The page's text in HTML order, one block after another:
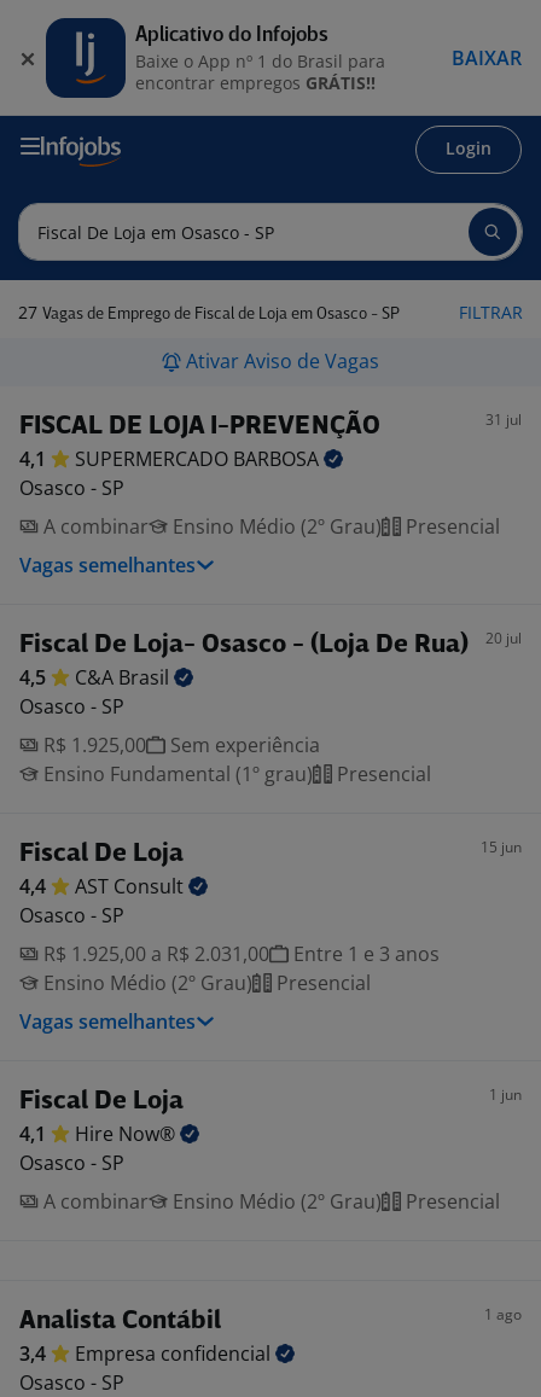
Login
27 Vagas de Emprego de Fiscal de Loja em Osasco - SP FILTRAR
Ativar Aviso de Vagas
FISCAL DE LOJA I-PREVENÇÃO 31 jul
4,1 SUPERMERCADO BARBOSA
Osasco - SP
A combinar
Ensino Médio (2º Grau)
Presencial
Vagas semelhantes
Fiscal De Loja- Osasco - (Loja De Rua) 20 jul
4,5 C&A Brasil
Osasco - SP
R$ 1.925,00
Sem experiência
Ensino Fundamental (1º grau)
Presencial
Fiscal De Loja 15 jun
4,4 AST Consult
Osasco - SP
R$ 1.925,00 a R$ 2.031,00
Entre 1 e 3 anos
Ensino Médio (2º Grau)
Presencial
Vagas semelhantes
Fiscal De Loja 1 jun
4,1 Hire Now®
Osasco - SP
A combinar
Ensino Médio (2º Grau) Presencial
Analista Contábil 1 ago
3,4 Empresa confidencial
Osasco - SP
Aplicativo do Infojobs
Baixe o App nº 1 do Brasil para
encontrar empregos GRÁTIS!!
BAIXAR